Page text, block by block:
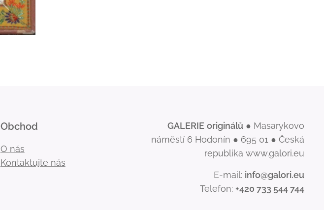
Obchod
O nás
Kontaktujte nás
GALERIE originálů ● Masarykovo
náměstí 6 Hodonín ● 695 01 ● Česká
republika www.galori.eu
E-mail: info@galori.eu
Telefon: +420 733 544 744